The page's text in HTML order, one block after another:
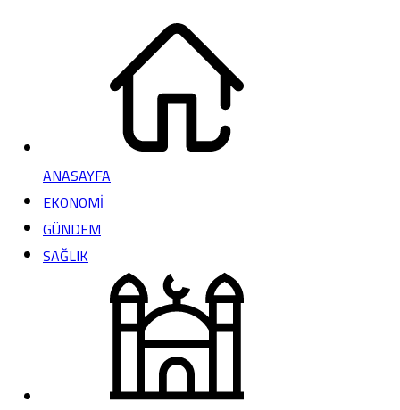
ANASAYFA
EKONOMİ
GÜNDEM
SAĞLIK